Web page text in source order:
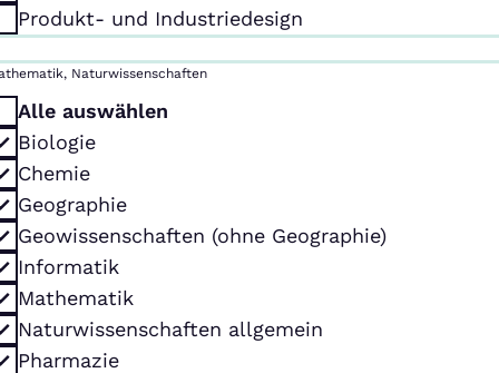
Produkt- und Industriedesign
Naturwissenschaften
Alle auswählen
Biologie
Chemie
Geographie
Geowissenschaften (ohne Geographie)
Informatik
Mathematik
Naturwissenschaften allgemein
Pharmazie